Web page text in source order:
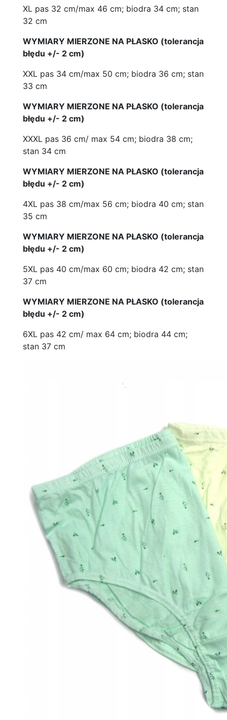
XL pas 32 cm/max 46 cm; biodra 34 cm; stan
32 cm
WYMIARY MIERZONE NA PŁASKO (tolerancja
błędu +/- 2 cm)
XXL pas 34 cm/max 50 cm; biodra 36 cm; stan
33 cm
WYMIARY MIERZONE NA PŁASKO (tolerancja
błędu +/- 2 cm)
XXXL pas 36 cm/ max 54 cm; biodra 38 cm;
stan 34 cm
WYMIARY MIERZONE NA PŁASKO (tolerancja
błędu +/- 2 cm)
4XL pas 38 cm/max 56 cm; biodra 40 cm; stan
35 cm
WYMIARY MIERZONE NA PŁASKO (tolerancja
błędu +/- 2 cm)
5XL pas 40 cm/max 60 cm; biodra 42 cm; stan
37 cm
WYMIARY MIERZONE NA PŁASKO (tolerancja
błędu +/- 2 cm)
6XL pas 42 cm/ max 64 cm; biodra 44 cm;
stan 37 cm